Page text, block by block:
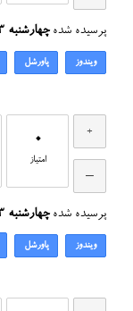
پرسیده شده چهارشنبه ۲۳ مهر ۱۳۹۳
ویندوز پاورشل
0
امتیاز
پرسیده شده چهارشنبه ۲۳ مهر ۱۳۹۳
ویندوز پاورشل